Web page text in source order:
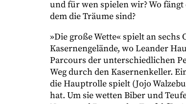
und für wen spielen wir? Wo
dem die Träume sind?
»Die große Wette« spielt an
Kasernengelände, wo Leander
Parcours der unterschiedlichen
Weg durch den Kasernenkeller.
die Hauptrolle spielt (Jojo
hat. Um sie wetten Biber und